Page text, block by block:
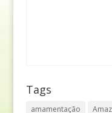
Tags
amamentação